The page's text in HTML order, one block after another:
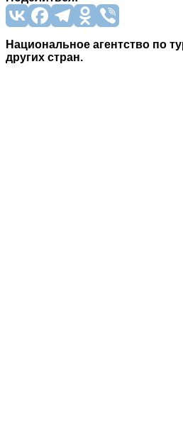
Национальное агентство по
других стран.